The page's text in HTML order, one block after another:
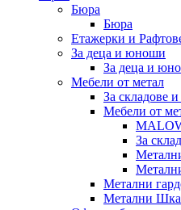
Бюра
Бюра
Етажерки и
За деца и юноши
За деца и
Мебели от метал
За складове
Мебели от
За
Метални
Метални